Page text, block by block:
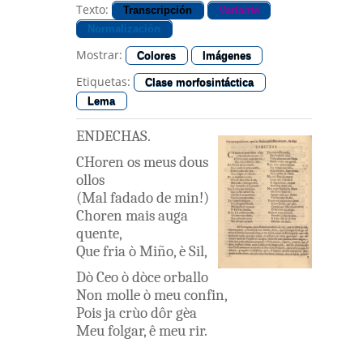
Texto: Transcripción
Variante
Normalización
Mostrar: Colores Imágenes
Etiquetas:
Clase morfosintáctica
Lema
ENDECHAS.
CHoren osmeusdous
ollos
(Mal fadadodemin!)
Choren maisauga
quente,
QuefriaòMiño,èSil,
DòCeoòdòceorballo
Non molleòmeuconfin,
Poisjacrùodôrgèa
Meufolgar,êmeurir.